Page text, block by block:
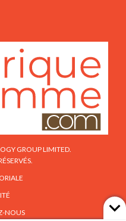
GROUP LIMITED.
NOUS